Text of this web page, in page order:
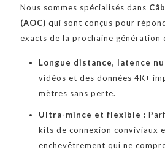
Nous sommes spécialisés dans
(AOC) qui sont conçus pour
exacts de la prochaine génération
Longue distance, latence
vidéos et des données 4K+
mètres sans perte.
Ultra-mince et flexible :
kits de connexion conviviaux
enchevêtrement qui ne